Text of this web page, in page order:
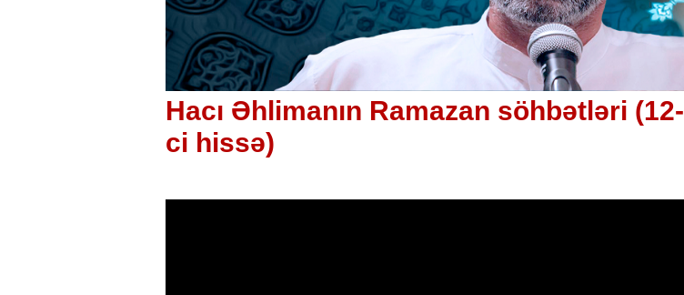
Hacı Əhlimanın Ramazan söhbətləri (12-
ci hissə)